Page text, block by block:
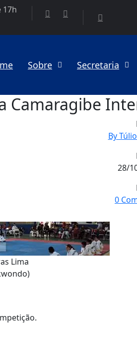
17h
Sobre Secretaria
Camaragibe
By
28/
0
Lima